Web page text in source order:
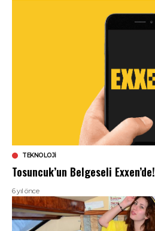
TEKNOLOJI
Tosuncuk’un Belgeseli Exxen’de!
6 yıl önce